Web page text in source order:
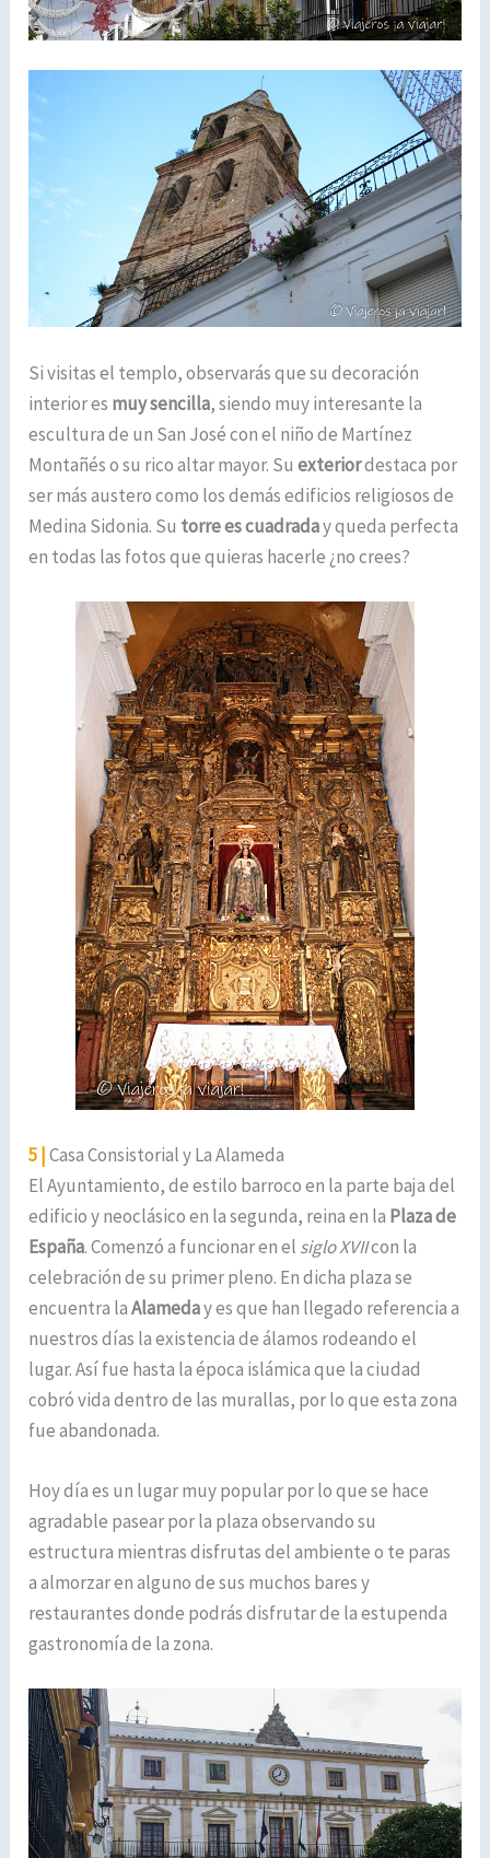
Si visitas el templo, observarás que su decoración
interior es muy sencilla, siendo muy interesante la
escultura de un San José con el niño de Martínez
Montañés o su rico altar mayor. Suexteriordestaca por
ser más austero como los demás edificios religiosos de
Medina Sidonia. Su torre es cuadraday queda perfecta
en todas las fotos que quieras hacerle ¿no crees?
5 |Casa Consistorial y La Alameda
El Ayuntamiento, de estilo barroco en la parte baja del
edificio y neoclásico en la segunda, reina en la Plaza de
España. Comenzó a funcionar en el siglo XVIIcon la
celebración de su primer pleno. En dicha plaza se
encuentra laAlameday es que han llegado referencia a
nuestros días la existencia de álamos rodeando el
lugar. Así fue hasta la época islámica que la ciudad
cobró vida dentro de las murallas, por lo que esta zona
fue abandonada.
Hoy día es un lugar muy popular por lo que se hace
agradable pasear por la plaza observando su
estructura mientras disfrutas del ambiente o te paras
a almorzar en alguno de sus muchos bares y
restaurantes donde podrás disfrutar de la estupenda
gastronomía de la zona.